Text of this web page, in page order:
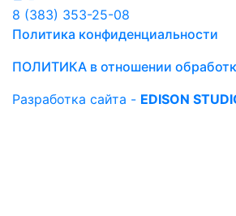
8 (383) 353-25-08
Политика конфиденциальности
ПОЛИТИКА в отношении
Разработка сайта - EDISON